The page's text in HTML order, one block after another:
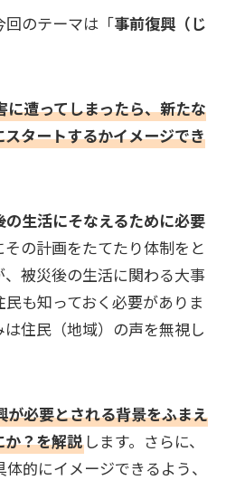
回のテーマは「事前復興（じ
遭ってしまったら、新たな
タートするかイメージでき
の生活にそなえるために必要
その計画をたてたり体制をと
被災後の生活に関わる大事
も知っておく必要がありま
住民（地域）の声を無視し
が必要とされる背景をふまえ
か？を解説します。さらに、
的にイメージできるよう、